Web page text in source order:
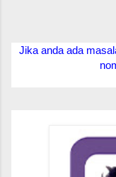
Jika anda ada